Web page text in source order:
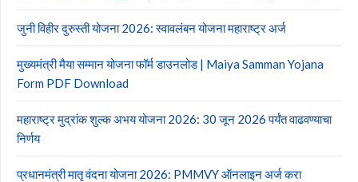
जुनी विहीर दुरुस्ती योजना 2026: स्वावलंबन योजना महाराष्ट्र अर्ज
मुख्यमंत्री मैया सम्मान योजना फॉर्म डाउनलोड | Maiya Samman Yojana
Form PDF Download
महाराष्ट्र मुद्रांक शुल्क अभय योजना 2026: 30 जून 2026 पर्यंत वाढवण्याचा
निर्णय
प्रधानमंत्री मातृ वंदना योजना 2026: PMMVY ऑनलाइन अर्ज करा